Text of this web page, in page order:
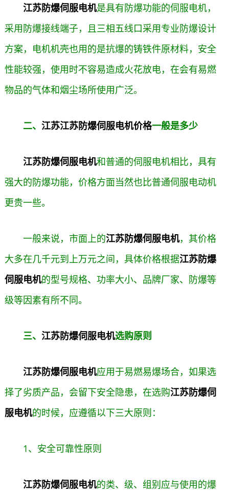
江苏防爆伺服电机是具有防爆功能的伺服电机，
采用防爆接线端子，且三相五线口采用专业防爆设计
方案，电机机壳也用的是抗爆的铸铁件原材料，安全
性能较强，使用时不容易造成火花放电，在会有易燃
物品的气体和烟尘场所使用广泛。
二、 江苏江苏防爆伺服电机价格一般是多少
江苏防爆伺服电机和普通的伺服电机相比，具有
强大的防爆功能，价格方面当然也比普通伺服电动机
更贵一些。
一般来说，市面上的江苏防爆伺服电机，其价格
大多在几千元到上万元之间，具体价格根据江苏防爆
伺服电机的型号规格、功率大小、品牌厂家、防爆等
级等因素有所不同。
三、 江苏防爆伺服电机选购原则
江苏防爆伺服电机应用于易燃易爆场合，如果选
择了劣质产品，会留下安全隐患，在选购江苏防爆伺
服电机的时候，应遵循以下三大原则：
1、安全可靠性原则
江苏防爆伺服电机的类、级、组别应与使用的爆